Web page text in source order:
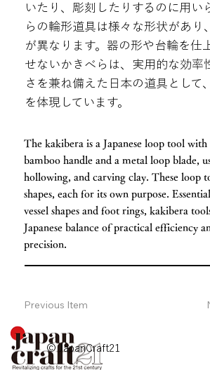
いたり、彫刻したりするのに用い
らの輪形道具は様々な形状があり
が異なります。器の形や台輪を仕
せないかきべらは、実用的な効率
さを兼ね備えた日本の道具として
を体現しています。
The kakibera is a Japanese loop tool
bamboo handle and a metal loop blade,
hollowing, and carving clay. These loop
shapes, each for its own purpose.
vessel shapes and foot rings, kakibera
Japanese balance of practical efficiency
precision.
Previous Item
© JapanCraft21